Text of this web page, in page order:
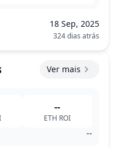
18 Sep, 2025
324 dias atrás
Ver mais
--
ETH ROI
--